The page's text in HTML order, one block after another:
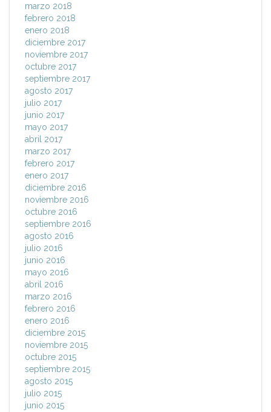
marzo 2018
febrero 2018
enero 2018
diciembre 2017
noviembre 2017
octubre 2017
septiembre 2017
agosto 2017
julio 2017
junio 2017
mayo 2017
abril 2017
marzo 2017
febrero 2017
enero 2017
diciembre 2016
noviembre 2016
octubre 2016
septiembre 2016
agosto 2016
julio 2016
junio 2016
mayo 2016
abril 2016
marzo 2016
febrero 2016
enero 2016
diciembre 2015
noviembre 2015
octubre 2015
septiembre 2015
agosto 2015
julio 2015
junio 2015